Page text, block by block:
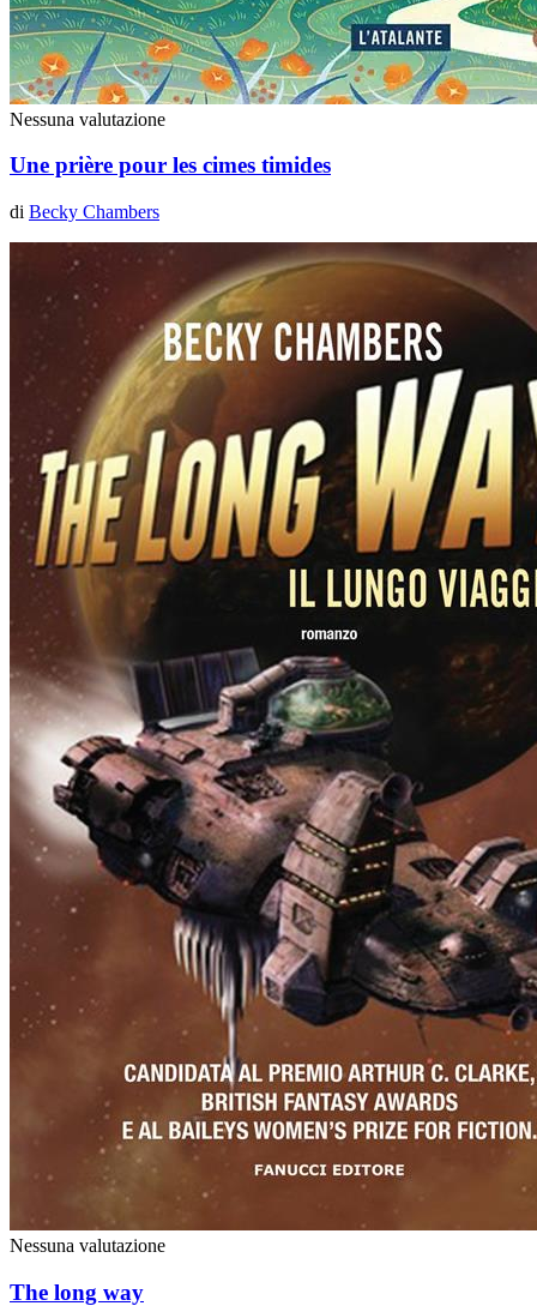
Nessuna valutazione
Une prière pour les cimes timides
di Becky Chambers
Nessuna valutazione
The long way